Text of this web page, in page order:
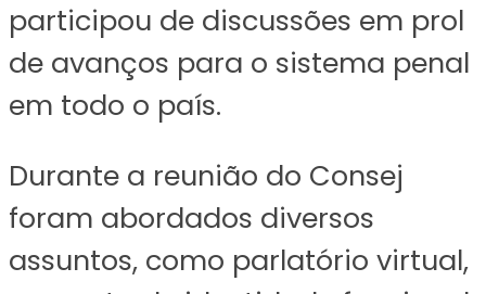
participou de discussões em prol
de avanços para o sistema penal
em todo o país.
Durante a reunião do Consej
foram abordados diversos
assuntos, como parlatório virtual,